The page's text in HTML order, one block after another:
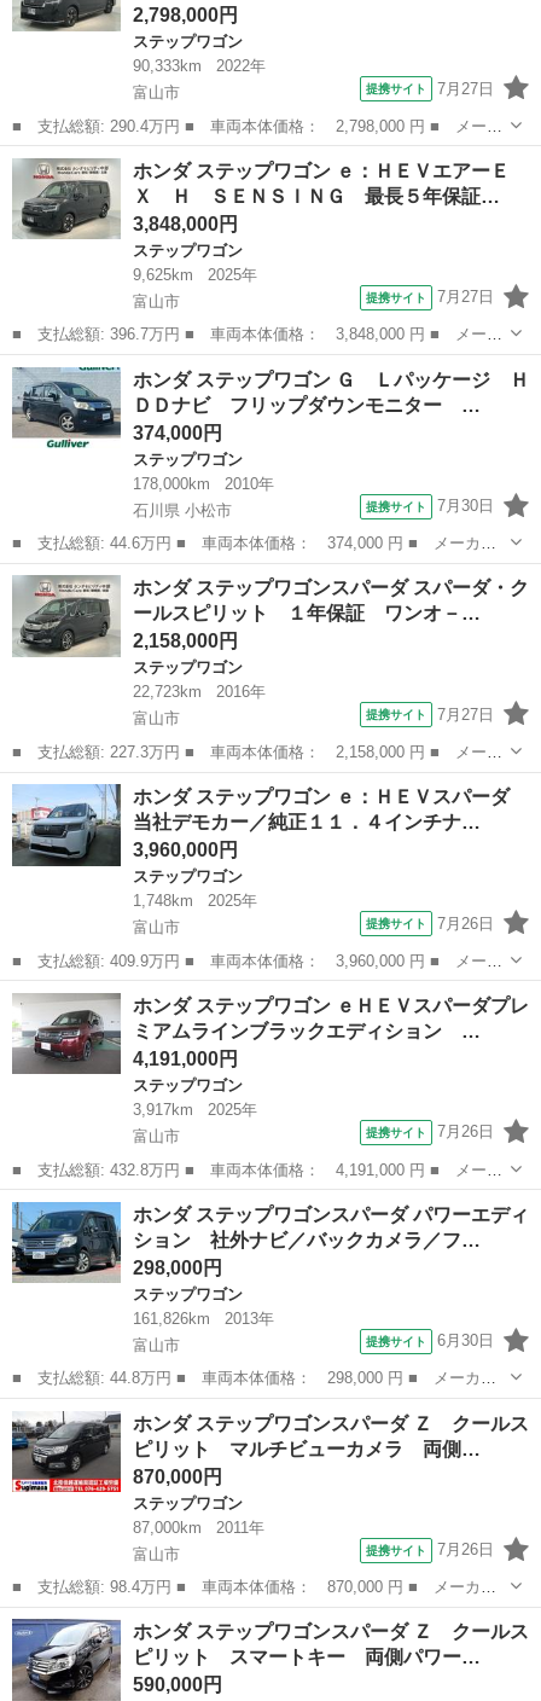
2,798,000円
ステップワゴン
90,333km
2022年
富山市
提携サイト 7月27日
■ 支払総額: 290.4万円 ■ 車両本体価格： 2,798,000 円 ■ メーカ
ー名： ホンダ ■ 車種名： ステップワゴン ■ グレード名：
ｅ：ＨＥＶスパーダ Ｈ ＳＥＮＳＩＮＧ 最長５年保証 ワンオ－
ナ－ ナビ...
富山 富山市 ステップワゴン
ホンダ ステップワゴン ｅ：ＨＥＶエアーＥ
Ｘ Ｈ ＳＥＮＳＩＮＧ 最長５年保証…
3,848,000円
ステップワゴン
9,625km
2025年
富山市
提携サイト 7月27日
■ 支払総額: 396.7万円 ■ 車両本体価格： 3,848,000 円 ■ メーカ
ー名： ホンダ ■ 車種名： ステップワゴン ■ グレード名：
ｅ：ＨＥＶエアーＥＸ Ｈ ＳＥＮＳＩＮＧ 最長５年保証 ワンオ
－ナ－ ナ...
富山 富山市 ステップワゴン
ホンダ ステップワゴン Ｇ Ｌパッケージ Ｈ
ＤＤナビ フリップダウンモニター …
374,000円
ステップワゴン
178,000km
2010年
石川県 小松市
提携サイト 7月30日
■ 支払総額: 44.6万円 ■ 車両本体価格： 374,000 円 ■ メーカー
名： ホンダ ■ 車種名： ステップワゴン ■ グレード名： Ｇ
Ｌパッケージ ＨＤＤナビ フリップダウンモニター ３列シート
ＥＴＣ エア...
石川 小松市 ステップワゴン
ホンダ ステップワゴンスパーダ スパーダ・ク
ールスピリット １年保証 ワンオ－…
2,158,000円
ステップワゴン
22,723km
2016年
富山市
提携サイト 7月27日
■ 支払総額: 227.3万円 ■ 車両本体価格： 2,158,000 円 ■ メーカ
ー名： ホンダ ■ 車種名： ステップワゴンスパーダ ■ グレード
名： スパーダ・クールスピリット １年保証 ワンオ－ナ－ ナビ
ＶＸＭ－...
富山 富山市 ステップワゴン
ホンダ ステップワゴン ｅ：ＨＥＶスパーダ
当社デモカー／純正１１．４インチナ…
3,960,000円
ステップワゴン
1,748km
2025年
富山市
提携サイト 7月26日
■ 支払総額: 409.9万円 ■ 車両本体価格： 3,960,000 円 ■ メーカ
ー名： ホンダ ■ 車種名： ステップワゴン ■ グレード名：
ｅ：ＨＥＶスパーダ 当社デモカー／純正１１．４インチナビ２４７
ＶＦＬＩ＋...
富山 富山市 ステップワゴン
ホンダ ステップワゴン ｅＨＥＶスパーダプレ
ミアムラインブラックエディション …
4,191,000円
ステップワゴン
3,917km
2025年
富山市
提携サイト 7月26日
■ 支払総額: 432.8万円 ■ 車両本体価格： 4,191,000 円 ■ メーカ
ー名： ホンダ ■ 車種名： ステップワゴン ■ グレード名： ｅ
ＨＥＶスパーダプレミアムラインブラックエディション 当社試乗車
／純正１...
富山 富山市 ステップワゴン
ホンダ ステップワゴンスパーダ パワーエディ
ション 社外ナビ／バックカメラ／フ…
298,000円
ステップワゴン
161,826km
2013年
富山市
提携サイト 6月30日
■ 支払総額: 44.8万円 ■ 車両本体価格： 298,000 円 ■ メーカー
名： ホンダ ■ 車種名： ステップワゴンスパーダ ■ グレード
名： パワーエディション 社外ナビ／バックカメラ／フルセグＴＶ
／両側電動スラ...
富山市 ステップワゴン
ホンダ ステップワゴンスパーダ Ｚ クールス
ピリット マルチビューカメラ 両側…
870,000円
ステップワゴン
87,000km
2011年
富山市
提携サイト 7月26日
■ 支払総額: 98.4万円 ■ 車両本体価格： 870,000 円 ■ メーカー
名： ホンダ ■ 車種名： ステップワゴンスパーダ ■ グレード
名： Ｚ クールスピリット マルチビューカメラ 両側電動ドア
後席モニター ...
富山 富山市 ステップワゴン
ホンダ ステップワゴンスパーダ Ｚ クールス
ピリット スマートキー 両側パワー…
590,000円